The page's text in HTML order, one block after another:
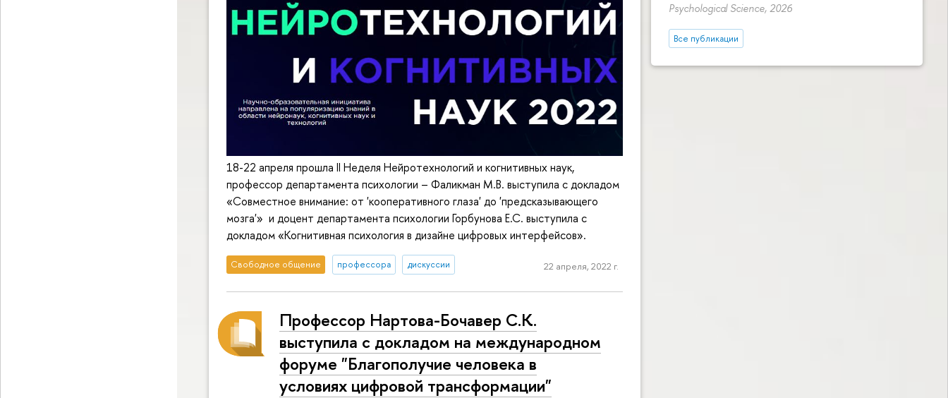
Psychological Science, 2026
Все публикации
18-22 апреля прошла II Неделя Нейротехнологий и когнитивных наук,
профессор департамента психологии – Фаликман М.В. выступила с докладом
«Совместное внимание: от 'кооперативного глаза' до 'предсказывающего
мозга'» и доцент департамента психологии Горбунова Е.С. выступила с
докладом «Когнитивная психология в дизайне цифровых интерфейсов».
Свободное общение профессора дискуссии 22 апреля, 2022 г.
Профессор Нартова-Бочавер С.К.
выступила с докладом на международном
форуме "Благополучие человека в
условиях цифровой трансформации"